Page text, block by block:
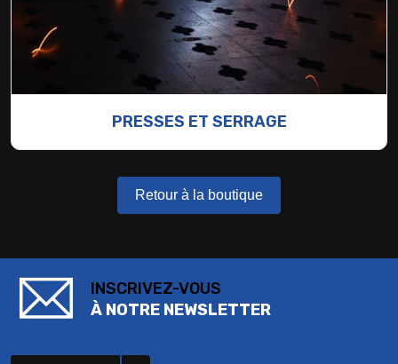
PRESSES ET SERRAGE
Retour à la boutique
INSCRIVEZ-VOUS
À NOTRE NEWSLETTER